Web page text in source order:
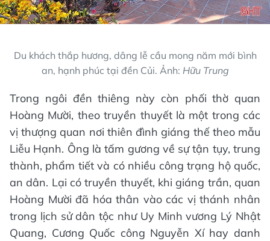
Du khách thắp hương, dâng lễ cầu mong năm mới bình
an, hạnh phúc tại đền Củi. Ảnh: Hữu Trung
Trong ngôi đền thiêng này còn phối thờ quan
Hoàng Mười, theo truyền thuyết là một trong các
vị thượng quan nơi thiên đình giáng thế theo mẫu
Liễu Hạnh. Ông là tấm gương về sự tận tụy, trung
thành, phẩm tiết và có nhiều công trạng hộ quốc,
an dân. Lại có truyền thuyết, khi giáng trần, quan
Hoàng Mười đã hóa thân vào các vị thánh nhân
trong lịch sử dân tộc như Uy Minh vương Lý Nhật
Quang, Cương Quốc công Nguyễn Xí hay danh